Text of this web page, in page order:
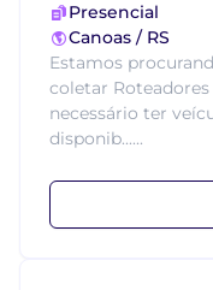
Presencial
Canoas / RS
Estamos
coletar
necessário ter
disponib......